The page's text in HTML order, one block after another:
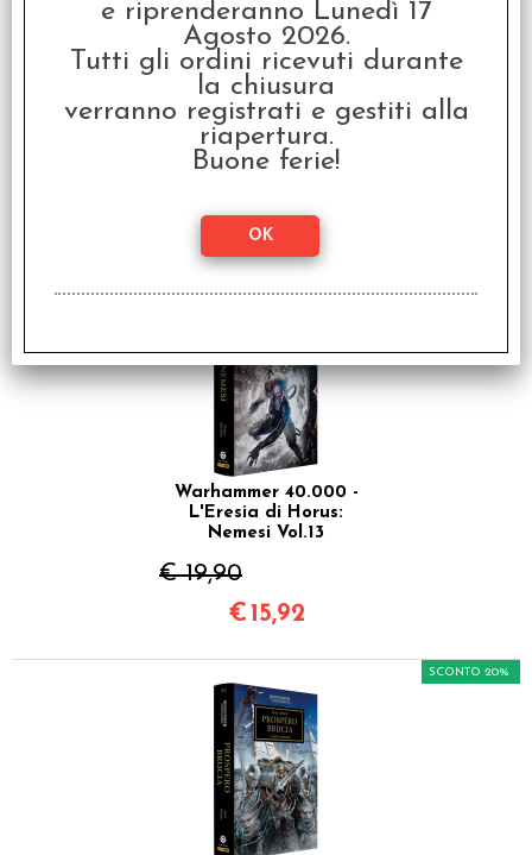
Warhammer 40.000 -
Primarchi: Magnus il
Rosso, Signore di
Prospero Vol.3
15,92
Warhammer 40.000 -
L'Eresia di Horus:
Nemesi Vol.13
€ 19,90
€ 15,92
SCONTO 20%
e riprenderanno Lunedì 17
Agosto 2026.
Tutti gli ordini ricevuti durante
la chiusura
verranno registrati e gestiti alla
riapertura.
Buone ferie!